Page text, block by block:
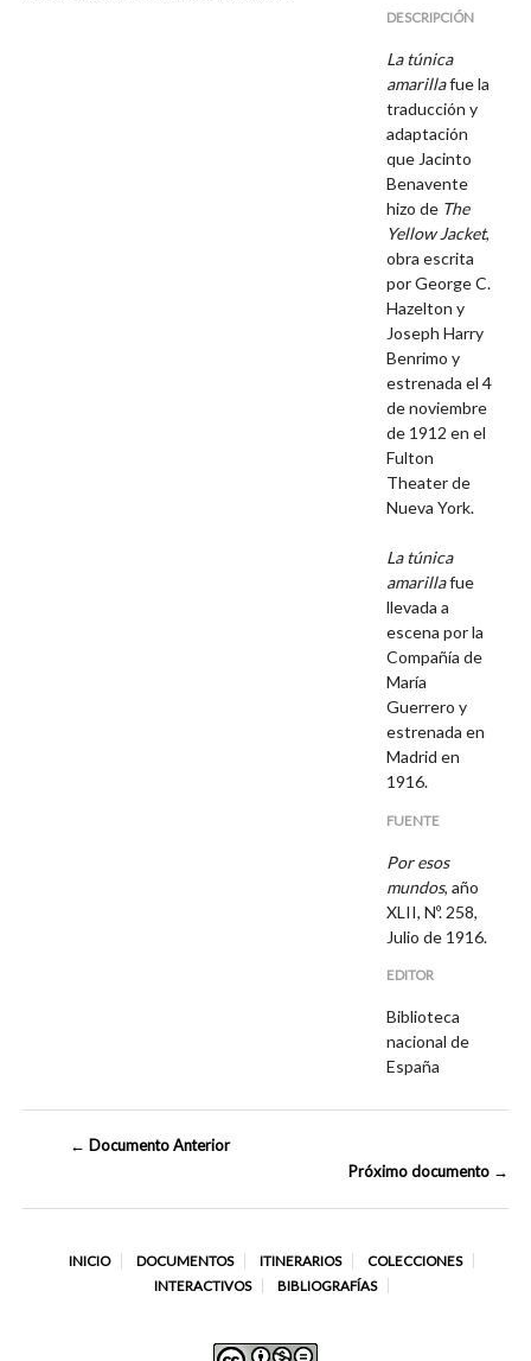
DESCRIPCIÓN
La túnica
amarillafue la
traducción y
adaptación
que Jacinto
Benavente
hizo de The
Yellow Jacket,
obra escrita
por George C.
Hazelton y
Joseph Harry
Benrimo y
estrenada el 4
de noviembre
de 1912 en el
Fulton
Theater de
Nueva York.
La túnica
amarillafue
llevada a
escena por la
Compañía de
María
Guerrero y
estrenada en
Madrid en
1916.
FUENTE
Por esos
mundos, año
XLII, Nº. 258,
Julio de 1916.
EDITOR
Biblioteca
nacional de
España
← Documento Anterior
Próximo documento →
INICIO DOCUMENTOS ITINERARIOS
COLECCIONES
INTERACTIVOS
BIBLIOGRAFÍAS